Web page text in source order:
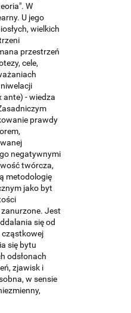
W
U jego
wielkich
przestrzeń
cele,
ante) - wiedza
prawdy
negatywnymi
twórcza,
metodologię
jako byt
Jest
się od
cząstkowej
się bytu
odsłonach
zjawisk i
w sensie